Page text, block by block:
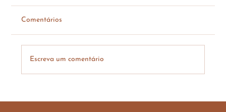
Comentários
Escreva um comentário